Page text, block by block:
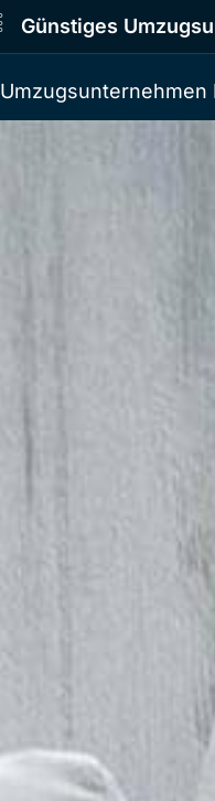
Günstiges
Umzugsunternehmen